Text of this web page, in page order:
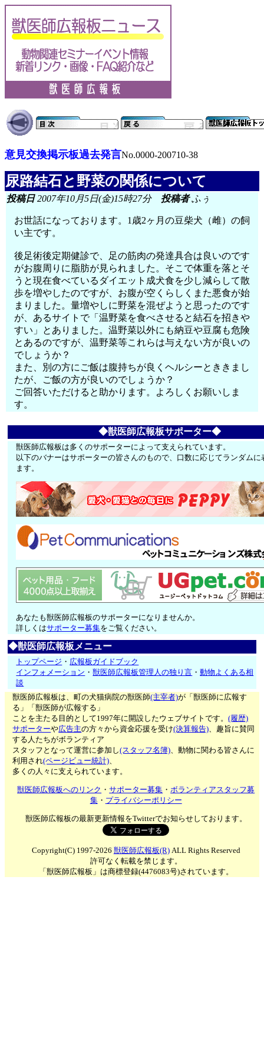
意見交換掲示板過去発言No.0000-200710-38
尿路結石と野菜の関係について
投稿日2007年10月5日(金)15時27分 投稿者ふぅ
お世話になっております。1歳2ヶ月の豆柴犬（雌）の飼
い主です。
後足術後定期健診で、足の筋肉の発達具合は良いのです
がお腹周りに脂肪が見られました。そこで体重を落とそ
うと現在食べているダイエット成犬食を少し減らして散
歩を増やしたのですが、お腹が空くらしくまた悪食が始
まりました。量増やしに野菜を混ぜようと思ったのです
が、あるサイトで「温野菜を食べさせると結石を招きや
すい」とありました。温野菜以外にも納豆や豆腐も危険
とあるのですが、温野菜等これらは与えない方が良いの
でしょうか？
また、別の方にご飯は腹持ちが良くヘルシーとききまし
たが、ご飯の方が良いのでしょうか？
ご回答いただけると助かります。よろしくお願いしま
す。
◆獣医師広報板サポーター◆
獣医師広報板は多くのサポーターによって支えられています。
以下のバナーはサポーターの皆さんのもので、口数に応じてランダムに
ます。
あなたも獣医師広報板のサポーターになりませんか。
詳しくはサポーター募集をご覧ください。
◆獣医師広報板メニュー
トップページ ・ 広報板ガイドブック
インフォメーション ・獣医師広報板管理人の独り言 ・動物よくある相
談
獣医師広報板は、町の犬猫病院の獣医師(主宰者)が「獣医師に広報す
る」「獣医師が広報する」
ことを主たる目的として1997年に開設したウェブサイトです。(履歴)
サポーターや広告主の方々から資金応援を受け(決算報告)、趣旨に賛同
する人たちがボランティア
スタッフとなって運営に参加し(スタッフ名簿)、動物に関わる皆さんに
利用され(ページビュー統計)、
多くの人々に支えられています。
獣医師広報板へのリンク ・サポーター募集 ・ボランティアスタッフ募
集・ プライバシーポリシー
獣医師広報板の最新更新情報をTwitterでお知らせしております。
Copyright(C) 1997-2026 獣医師広報板(R)ALL Rights Reserved
許可なく転載を禁じます。
「獣医師広報板」は商標登録(4476083号)されています。